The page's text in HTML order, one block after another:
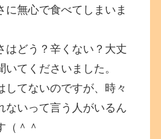
に無心で食べてしまいま
はどう？辛くない？大丈
てくださいました。
してないのですが、時々
ないって言う人がいるん
（＾＾